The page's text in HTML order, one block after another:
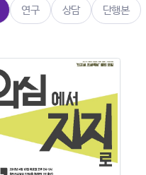
생존자 역량강화
여성·인권·국제연대
함께 고민하기
상담 통계
연구 상담 단행본